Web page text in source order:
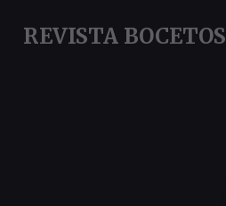
REVISTA BOCETOS